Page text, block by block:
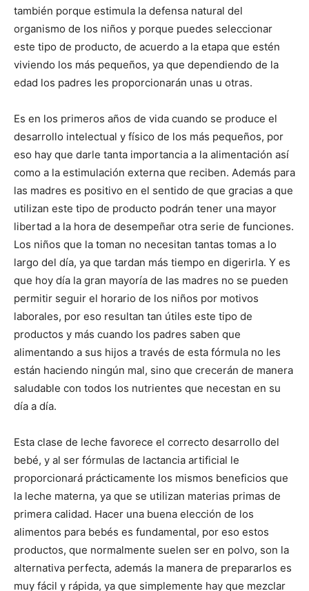
también porque estimula la defensa natural del
organismo de los niños y porque puedes seleccionar
este tipo de producto, de acuerdo a la etapa que estén
viviendo los más pequeños, ya que dependiendo de la
edad los padres les proporcionarán unas u otras.
Es en los primeros años de vida cuando se produce el
desarrollo intelectual y físico de los más pequeños, por
eso hay que darle tanta importancia a la alimentación así
como a la estimulación externa que reciben. Además para
las madres es positivo en el sentido de que gracias a que
utilizan este tipo de producto podrán tener una mayor
libertad a la hora de desempeñar otra serie de funciones.
Los niños que la toman no necesitan tantas tomas a lo
largo del día, ya que tardan más tiempo en digerirla. Y es
que hoy día la gran mayoría de las madres no se pueden
permitir seguir el horario de los niños por motivos
laborales, por eso resultan tan útiles este tipo de
productos y más cuando los padres saben que
alimentando a sus hijos a través de esta fórmula no les
están haciendo ningún mal, sino que crecerán de manera
saludable con todos los nutrientes que necestan en su
día a día.
Esta clase de leche favorece el correcto desarrollo del
bebé, y al ser fórmulas de lactancia artificial le
proporcionará prácticamente los mismos beneficios que
la leche materna, ya que se utilizan materias primas de
primera calidad. Hacer una buena elección de los
alimentos para bebés es fundamental, por eso estos
productos, que normalmente suelen ser en polvo, son la
alternativa perfecta, además la manera de prepararlos es
muy fácil y rápida, ya que simplemente hay que mezclar